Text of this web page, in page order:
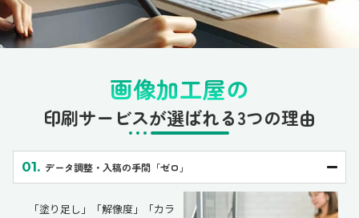
画像加工屋の
印刷サービスが選ばれる3つの理由
01. データ調整・入稿の手間「ゼロ」
「塗り足し」「解像度」「カラ